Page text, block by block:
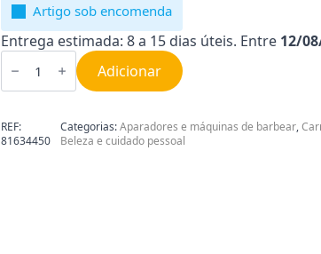
Artigo sob encomenda
Entrega estimada: 8 a 15 dias úteis. Entre 12/
Quantidade
de
para
Braun
5516
81634450
Adicionar
REF:
81634450
Categorias:Aparadores e máquinas de barbear,
Beleza e cuidado pessoal